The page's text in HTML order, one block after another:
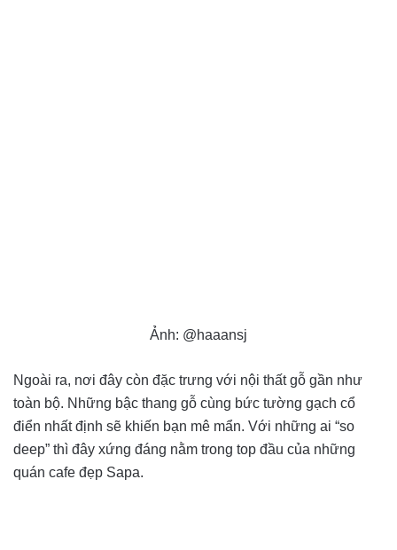
Ảnh: @haaansj
Ngoài ra, nơi đây còn đặc trưng với nội thất gỗ gần như
toàn bộ. Những bậc thang gỗ cùng bức tường gạch cổ
điển nhất định sẽ khiến bạn mê mẩn. Với những ai “so
deep” thì đây xứng đáng nằm trong top đầu của những
quán cafe đẹp Sapa.